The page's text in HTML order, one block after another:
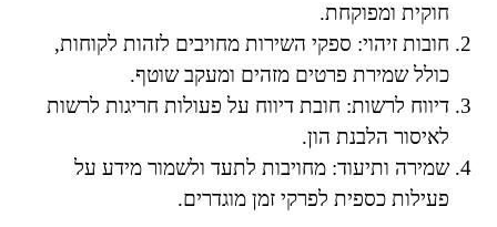
חוקית ומפוקחת.
חובות זיהוי: ספקי השירות מחויבים לזהות לקוחות,
כולל שמירת פרטים מזהים ומעקב שוטף.
דיווח לרשות: חובת דיווח על פעולות חריגות לרשות
לאיסור הלבנת הון.
שמירה ותיעוד: מחויבות לתעד ולשמור מידע על
פעילות כספית לפרקי זמן מוגדרים.